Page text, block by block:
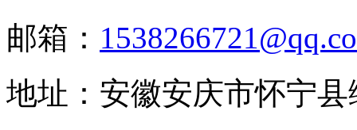
邮箱：
地址：安徽安庆市怀宁